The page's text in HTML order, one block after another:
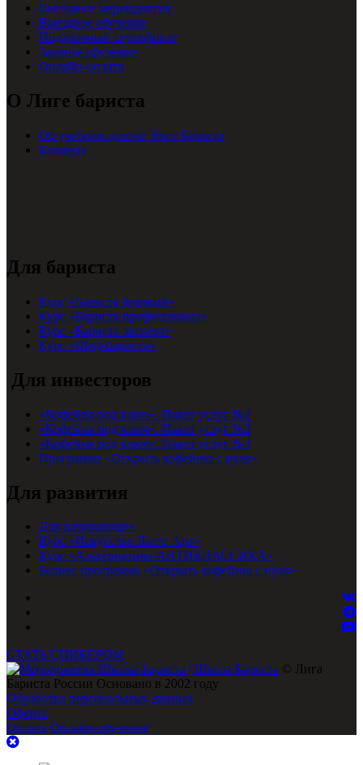
Выездные мероприятия
Выездное обучение
Подарочный сертификат
Заочное обучение
Онлайн-оплата
О Лиге бариста
Об учебном центре Лиге Бариста
Команда
Для бариста
Курс «Бариста базовый»
Курс «Бариста профессионал»
Курс «Бариста эксперт»
Курс «Шеф-бариста»
Для инвесторов
«Кофейня под ключ». Пакет услуг №1
«Кофейня под ключ». Пакет услуг №2
«Кофейня под ключ». Пакет услуг №3
Программа «Открыть кофейню с нуля»
Для развития
Для начинающих
Курс «Искусство Латте Арт»
Курс «Альтернатива-АНТИКЛАССИКА»
Бизнес программа «Открыть кофейню с нуля»
СТАТЬ СПИКЕРОМ
© Лига
Бариста России Основано в 2002 году
Обработка персональных данных
Оферта
Оплата Онлайн-обучение